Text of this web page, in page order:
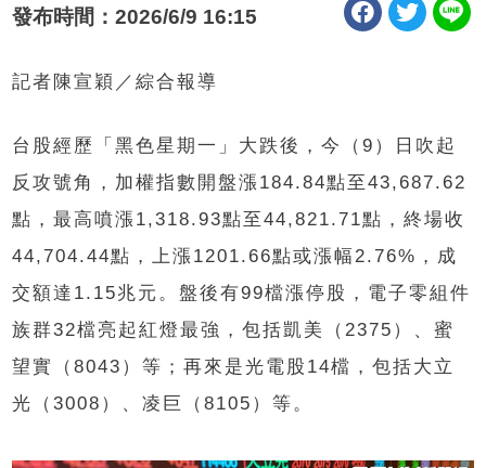
發布時間：2026/6/9 16:15
記者陳宣穎／綜合報導
台股經歷「黑色星期一」大跌後，今（9）日吹起
反攻號角，加權指數開盤漲184.84點至43,687.62
點，最高噴漲1,318.93點至44,821.71點，終場收
44,704.44點，上漲1201.66點或漲幅2.76%，成
交額達1.15兆元。盤後有99檔漲停股，電子零組件
族群32檔亮起紅燈最強，包括凱美（2375）、蜜
望實（8043）等；再來是光電股14檔，包括大立
光（3008）、凌巨（8105）等。